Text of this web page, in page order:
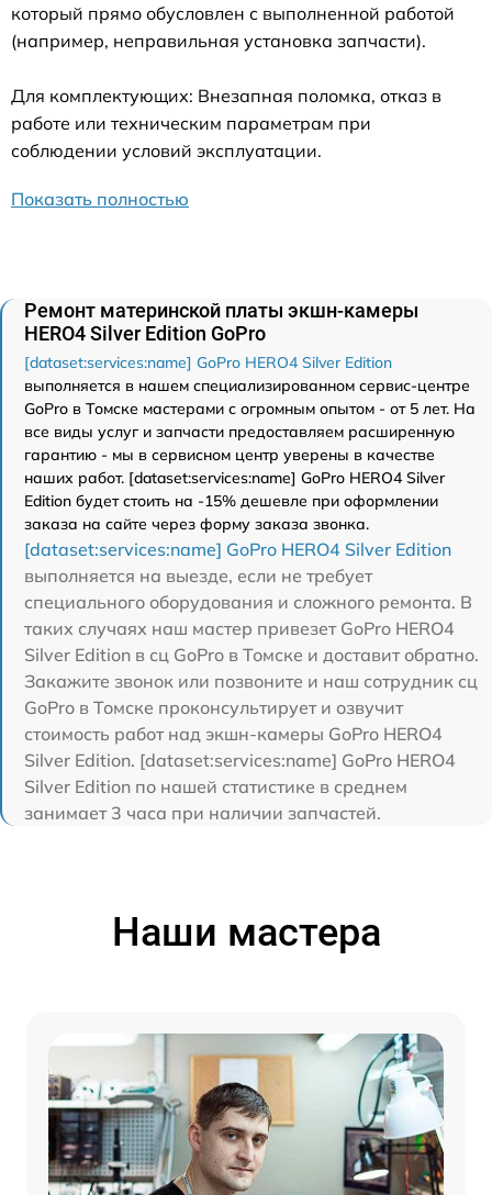
который прямо обусловлен с выполненной работой
(например, неправильная установка запчасти).
Для комплектующих: Внезапная поломка, отказ в
работе или техническим параметрам при
соблюдении условий эксплуатации.
Показать полностью
Ремонт материнской платы экшн-камеры
HERO4 Silver Edition GoPro
[dataset:services:name] GoPro HERO4 Silver Edition
выполняется в нашем специализированном сервис-центре
GoPro в Томске мастерами с огромным опытом - от 5 лет. На
все виды услуг и запчасти предоставляем расширенную
гарантию - мы в сервисном центр уверены в качестве
наших работ. [dataset:services:name] GoPro HERO4 Silver
Edition будет стоить на -15% дешевле при оформлении
заказа на сайте через форму заказа звонка.
[dataset:services:name] GoPro HERO4 Silver Edition
выполняется на выезде, если не требует
специального оборудования и сложного ремонта. В
таких случаях наш мастер привезет GoPro HERO4
Silver Edition в сц GoPro в Томске и доставит обратно.
Закажите звонок или позвоните и наш сотрудник сц
GoPro в Томске проконсультирует и озвучит
стоимость работ над экшн-камеры GoPro HERO4
Silver Edition. [dataset:services:name] GoPro HERO4
Silver Edition по нашей статистике в среднем
занимает 3 часа при наличии запчастей.
Наши мастера